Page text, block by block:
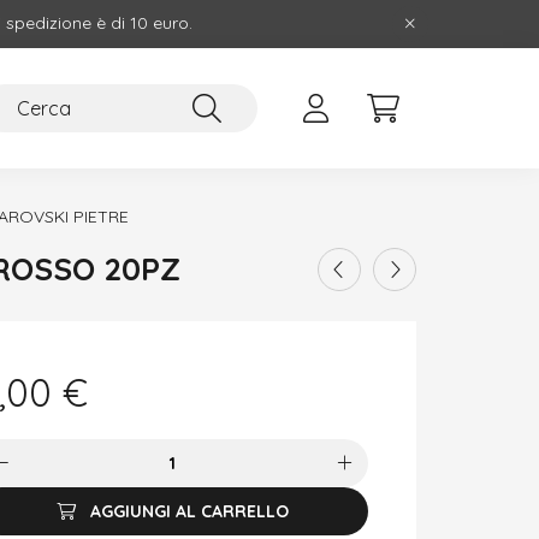
è di 10 euro.
PIETRE
20PZ
€
AGGIUNGI AL CARRELLO